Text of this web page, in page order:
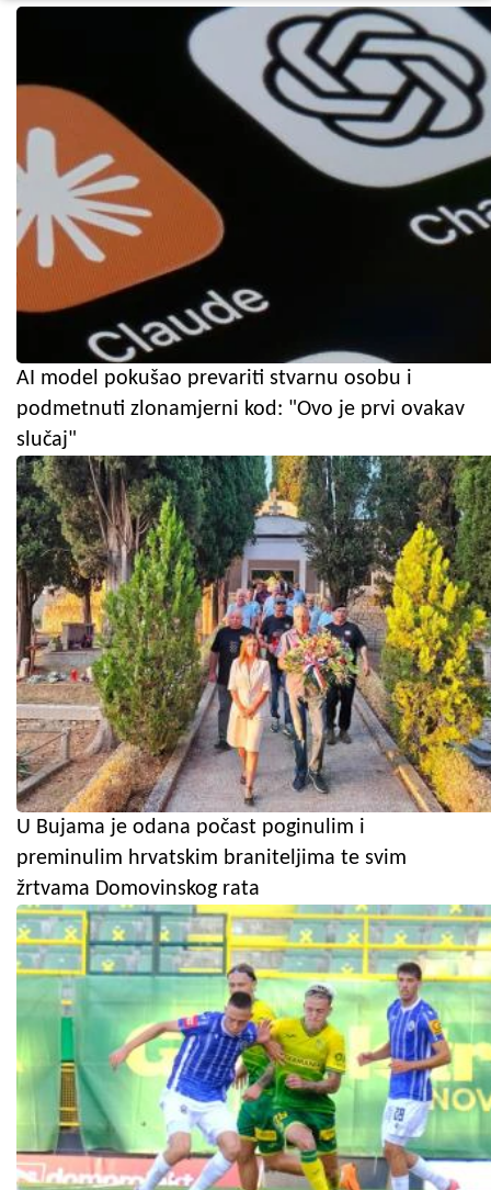
AI model pokušao prevariti stvarnu osobu i
podmetnuti zlonamjerni kod: "Ovo je prvi ovakav
slučaj"
U Bujama je odana počast poginulim i
preminulim hrvatskim braniteljima te svim
žrtvama Domovinskog rata